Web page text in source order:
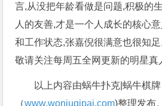
言,从没把年龄看做是问题,积极的
人的友善,才是一个人成长的核心
和工作状态,张嘉倪很满意也很知
敬请关注每周五全网更新的明星真
以上内容由蜗牛扑克|蜗牛棋牌
（www.woniuqipai.com)整理发布。